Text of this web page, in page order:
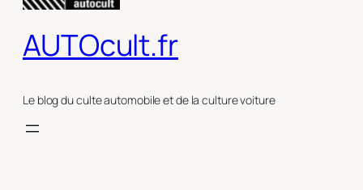
AUTOcult.fr
Le blog du culte automobile et de la culture voiture